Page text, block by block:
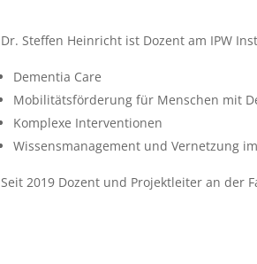
Dr. Steffen Heinricht ist Dozent am IPW
Dementia Care
Mobilitätsförderung für Menschen mit
Komplexe Interventionen
Wissensmanagement und Vernetzung
Seit 2019 Dozent und Projektleiter an der